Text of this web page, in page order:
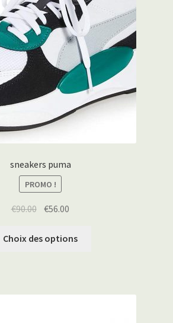
sneakers puma
PROMO !
€90.00 €56.00
Choix des options